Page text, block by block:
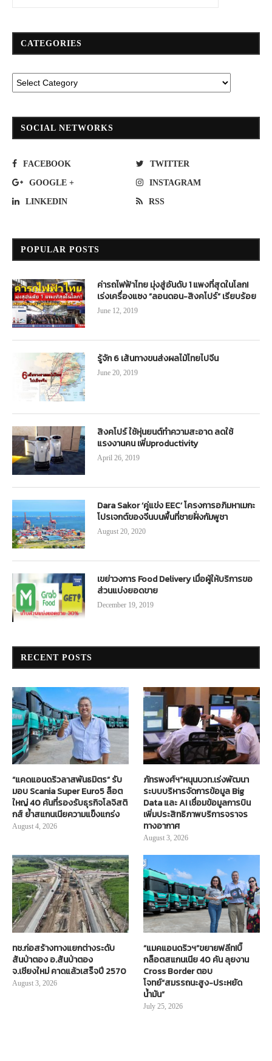
CATEGORIES
SOCIAL NETWORKS
FACEBOOK TWITTER
GOOGLE + INSTAGRAM
LINKEDIN RSS
POPULAR POSTS
ค่ารถไฟฟ้าไทย มุ่งสู่อันดับ 1 แพงที่สุดในโลก!
เร่งเครื่องแซง “ลอนดอน-สิงคโปร์” เรียบร้อย
June 12, 2019
รู้จัก 6 เส้นทางขนส่งผลไม้ไทยไปจีน
June 20, 2019
สิงคโปร์ ใช้หุ่นยนต์ทำความสะอาด ลดใช้
แรงงานคน เพิ่มproductivity
April 26, 2019
Dara Sakor ‘คู่แข่ง EEC’ โครงการอภิมหาเมกะ
โปรเจกต์ของจีนบนพื้นที่ชายฝั่งกัมพูชา
August 20, 2020
เขย่าวงการ Food Delivery เมื่อผู้ให้บริการขอ
ส่วนแบ่งยอดขาย
December 19, 2019
RECENT POSTS
“แคดแอนดริวลาสพันธมิตร” รับ
มอบ Scania Super Euro5 ล็อต
ใหญ่ 40 คันที่รองรับธุรกิจโลจิสติ
กส์ ย้ำสแกนเนียความแข็งแกร่ง
August 4, 2026
ภัทรพงศ์ฯ”หนุนบวท.เร่งพัฒนา
ระบบบริหารจัดการข้อมูล Big
Data และ AI เชื่อมข้อมูลการบิน
เพิ่มประสิทธิภาพบริการจราจร
ทางอากาศ
August 3, 2026
ทช.ก่อสร้างทางแยกต่างระดับ
สันป่าตอง อ.สันป่าตอง
จ.เชียงใหม่ คาดแล้วเสร็จปี 2570
August 3, 2026
“แมคแอนดริวฯ”ขยายฟลีท!บิ๊
กล็อตสแกนเนีย 40 คัน ลุยงาน
Cross Border ตอบ
โจทย์“สมรรถนะสูง-ประหยัด
น้ำมัน”
July 25, 2026